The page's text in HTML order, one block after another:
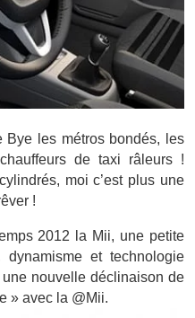
les métros bondés, les
de taxi râleurs !
moi c’est plus une
!
2012 la Mii, une petite
et technologie
nouvelle déclinaison de
» avec la @Mii.